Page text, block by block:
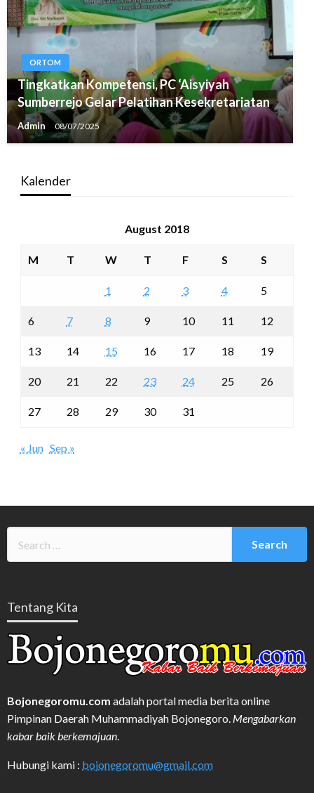
ORTOM
Tingkatkan Kompetensi, PC ‘Aisyiyah
Sumberrejo Gelar Pelatihan Kesekretariatan
Admin 08/07/2025
Kalender
August 2018
M T W T F S S
1 2 3 4 5
6 7 8 9 10 11 12
13 14 15 16 17 18 19
20 21 22 23 24 25 26
27 28 29 30 31
« Jun Sep »
Tentang Kita
Bojonegoromu.com adalah portal media berita online
Pimpinan Daerah Muhammadiyah Bojonegoro. Mengabarkan
kabar baik berkemajuan
Hubungi kami : bojonegoromu@gmail.com